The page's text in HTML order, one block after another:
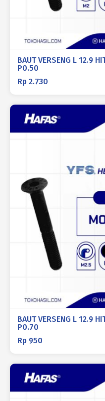
BAUT VERSENG L 12.9
P0.50
Rp 2.730
BAUT VERSENG L 12.9
P0.70
Rp 950